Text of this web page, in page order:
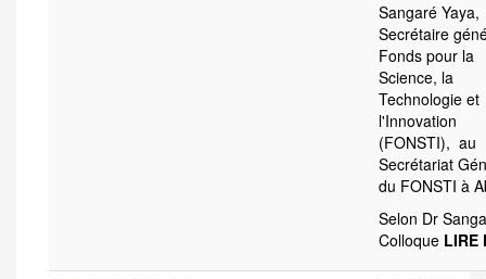
Sangaré Yaya,
Secrétaire
Fonds pour la
Science, la
Technologie et
l'Innovation
(FONSTI), au
Secrétariat
du FONSTI à
Selon Dr
Colloque LIRE